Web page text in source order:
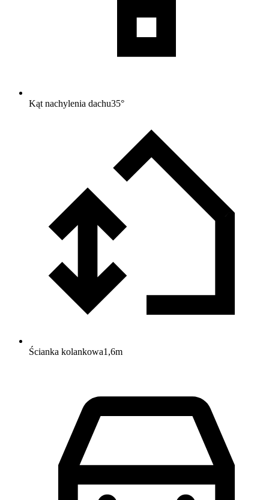
Kąt nachylenia dachu35°
Ścianka kolankowa1,6m